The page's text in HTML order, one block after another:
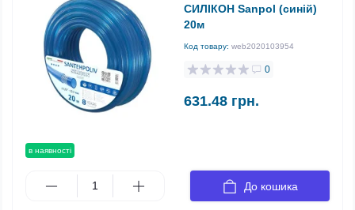
в наявності
СИЛІКОН Sanpol (синій)
20м
Код товару: web2020103954
0
631.48 грн.
До кошика